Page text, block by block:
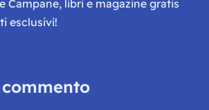
Campane, libri e magazine gratis
esclusivi!